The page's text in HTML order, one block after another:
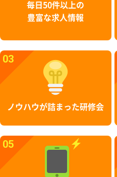
毎日50件以上の
豊富な求人情報
03
ノウハウが詰まった研修会
05